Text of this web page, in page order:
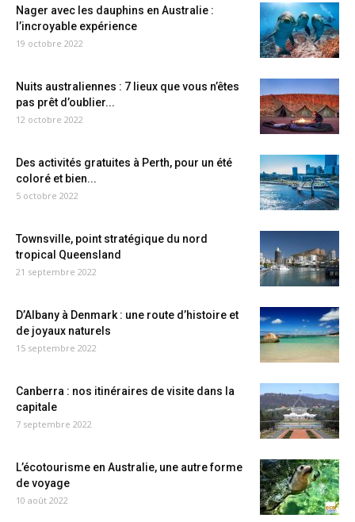
Nager avec les dauphins en Australie :
l’incroyable expérience
19 octobre 2022
Nuits australiennes : 7 lieux que vous n’êtes
pas prêt d’oublier...
12 octobre 2022
Des activités gratuites à Perth, pour un été
coloré et bien...
5 octobre 2022
Townsville, point stratégique du nord
tropical Queensland
21 septembre 2022
D’Albany à Denmark : une route d’histoire et
de joyaux naturels
15 septembre 2022
Canberra : nos itinéraires de visite dans la
capitale
7 septembre 2022
L’écotourisme en Australie, une autre forme
de voyage
10 août 2022